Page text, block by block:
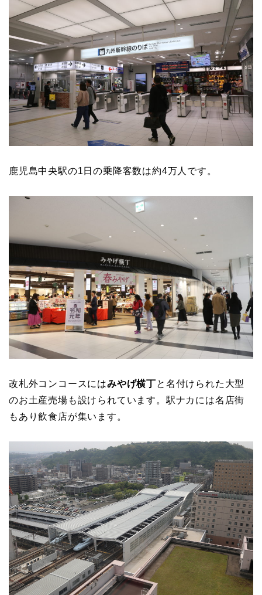
鹿児島中央駅の1日の乗降客数は約4万人です。
改札外コンコースにはみやげ横丁と名付けられた大型
のお土産売場も設けられています。駅ナカには名店街
もあり飲食店が集います。